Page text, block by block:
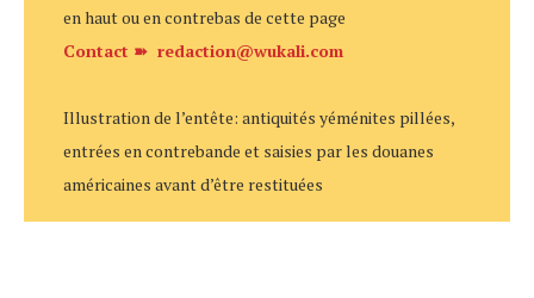
en haut ou en contrebas de cette page
Contact ➽ redaction@wukali.com
Illustration de l’entête: antiquités yéménites pillées,
entrées en contrebande et saisies par les douanes
américaines avant d’être restituées